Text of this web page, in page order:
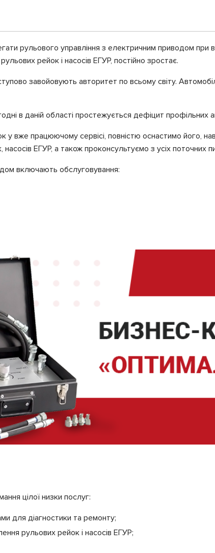
рульового управління з електричним приводом при
рейок і насосів ЕГУР, постійно зростає.
завойовують авторитет по всьому світу.
в даній області простежується дефіцит профільних
у вже працюючому сервісі, повністю оснастимо його,
ЕГУР, а також проконсультуємо з усіх поточних
включають обслуговування:
цілої низки послуг:
для діагностики та ремонту;
рульових рейок і насосів ЕГУР;